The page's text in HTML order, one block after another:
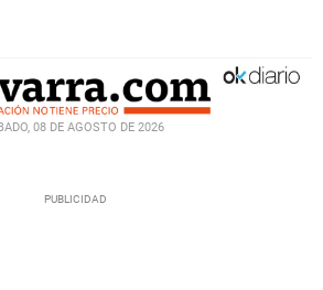
08 DE AGOSTO DE 2026